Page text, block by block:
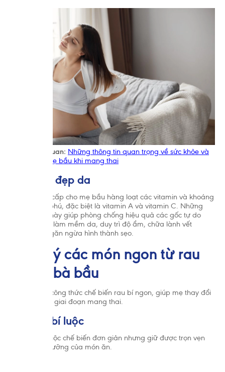
>> Tin liên quan: Những thông tin quan trọng về sức khỏe và
tâm lý của mẹ bầu khi mang thai
2.5. Làm đẹp da
Rau bí cung cấp cho mẹ bầu hàng loạt các vitamin và khoáng
chất phong phú, đặc biệt là vitamin A và vitamin C. Những
thành phần này giúp phòng chống hiệu quả các gốc tự do
trong cơ thể, làm mềm da, duy trì độ ẩm, chữa lành vết
thương và ngăn ngừa hình thành sẹo.
3. Gợi ý các món ngon từ rau
bí cho bà bầu
Dưới đây là công thức chế biến rau bí ngon, giúp mẹ thay đổi
khẩu vị trong giai đoạn mang thai.
3.1. Rau bí luộc
Món rau bí luộc chế biến đơn giản nhưng giữ được trọn vẹn
giá trị dinh dưỡng của món ăn.